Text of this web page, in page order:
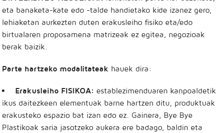
eta banaketa-kate edo -talde handietako kide izanez gero,
lehiaketan aurkezten duten erakusleiho fisiko eta/edo
birtualaren proposamena matrizeak ez egitea, negozioak
berak baizik.
Parte hartzeko modalitateak hauek dira:
Erakusleiho FISIKOA: establezimenduaren kanpoaldetik
ikus daitezkeen elementuak barne hartzen ditu, produktuak
erakusteko espazio bat izan edo ez. Gainera, Bye Bye
Plastikoak saria jasotzeko aukera ere badago, baldin eta